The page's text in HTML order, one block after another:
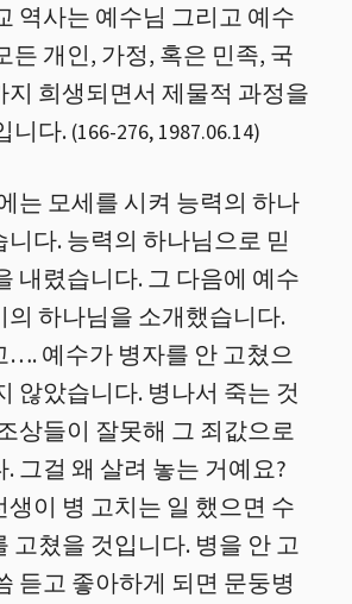
역사는 예수님 그리고 예수
든 개인, 가정, 혹은 민족, 국
지 희생되면서 제물적 과정을
니다. (166-276, 1987.06.14)
는 모세를 시켜 능력의 하나
다. 능력의 하나님으로 믿
내렸습니다. 그 다음에 예수
의 하나님을 소개했습니다.
…. 예수가 병자를 안 고쳤으
않았습니다. 병나서 죽는 것
상들이 잘못해 그 죄값으로
그걸 왜 살려 놓는 거예요?
이 병 고치는 일 했으면 수
고쳤을 것입니다. 병을 안 고
듣고 좋아하게 되면 문둥병